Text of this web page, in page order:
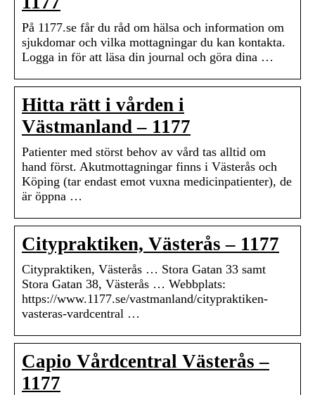
På 1177.se får du råd om hälsa och information om
sjukdomar och vilka mottagningar du kan kontakta.
Logga in för att läsa din journal och göra dina …
Hitta rätt i vården i
Västmanland – 1177
Patienter med störst behov av vård tas alltid om
hand först. Akutmottagningar finns i Västerås och
Köping (tar endast emot vuxna medicinpatienter), de
är öppna …
Citypraktiken, Västerås – 1177
Citypraktiken, Västerås … Stora Gatan 33 samt
Stora Gatan 38, Västerås … Webbplats:
https://www.1177.se/vastmanland/citypraktiken-
vasteras-vardcentral …
Capio Vårdcentral Västerås –
1177